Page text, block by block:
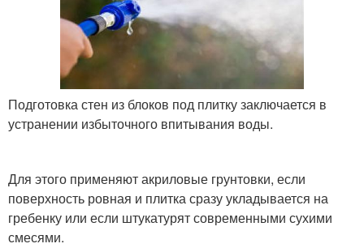
Подготовка стен из блоков под плитку заключается в
устранении избыточного впитывания воды.
Для этого применяют акриловые грунтовки, если
поверхность ровная и плитка сразу укладывается на
гребенку или если штукатурят современными сухими
смесями.